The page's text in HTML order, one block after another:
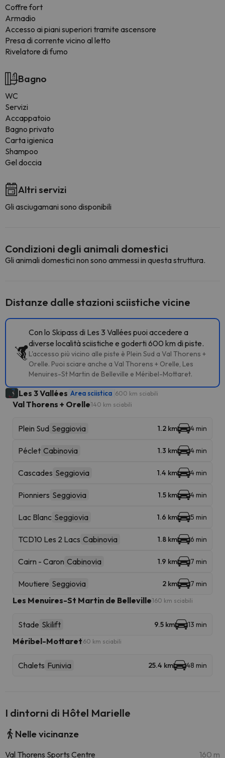
Coffre fort
Armadio
Accesso ai piani superiori tramite ascensore
Presa di corrente vicino al letto
Rivelatore di fumo
Bagno
WC
Servizi
Accappatoio
Bagno privato
Carta igienica
Shampoo
Gel doccia
Altri servizi
Gli asciugamani sono disponibili
Condizioni degli animali domestici
Gli animali domestici non sono ammessi in questa struttura.
Distanze dalle stazioni sciistiche vicine
Con lo Skipass di Les 3 Vallées puoi accedere a
diverse località sciistiche e goderti 600 km di piste.
L'accesso più vicino alle piste è Plein Sud a Val Thorens +
Orelle. Puoi sciare anche a Val Thorens + Orelle, Les
Menuires-St Martin de Belleville e Méribel-Mottaret.
Les 3 Vallées Area sciistica 600 km sciabili
Val Thorens + Orelle140 km sciabili
Plein Sud Seggiovia 1.2 km 4 min
Péclet Cabinovia 1.3 km 4 min
Cascades Seggiovia 1.4 km 4 min
Pionniers Seggiovia 1.5 km 4 min
Lac Blanc Seggiovia 1.6 km 5 min
TCD10 Les 2 Lacs Cabinovia 1.8 km 6 min
Cairn - Caron Cabinovia 1.9 km 7 min
Moutiere Seggiovia 2 km 7 min
Les Menuires-St Martin de Belleville160 km sciabili
Stade Skilift 9.5 km 13 min
Méribel-Mottaret 60 km sciabili
Chalets Funivia 25.4 km 48 min
I dintorni di Hôtel Marielle
Nelle vicinanze
Val Thorens Sports Centre 160 m